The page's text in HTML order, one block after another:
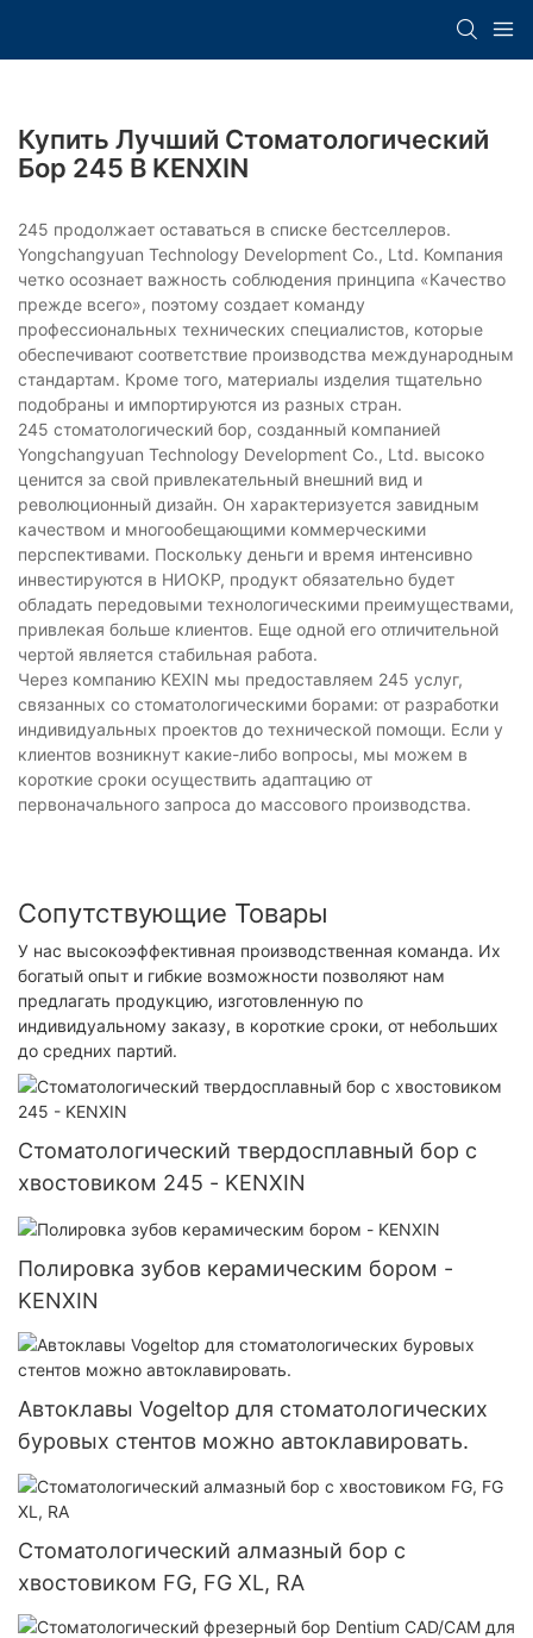
Купить Лучший Стоматологический
Бор 245 В KENXIN
245 продолжает оставаться в списке бестселлеров.
Yongchangyuan Technology Development Co., Ltd. Компания
четко осознает важность соблюдения принципа «Качество
прежде всего», поэтому создает команду
профессиональных технических специалистов, которые
обеспечивают соответствие производства международным
стандартам. Кроме того, материалы изделия тщательно
подобраны и импортируются из разных стран.
245 стоматологический бор, созданный компанией
Yongchangyuan Technology Development Co., Ltd. высоко
ценится за свой привлекательный внешний вид и
революционный дизайн. Он характеризуется завидным
качеством и многообещающими коммерческими
перспективами. Поскольку деньги и время интенсивно
инвестируются в НИОКР, продукт обязательно будет
обладать передовыми технологическими преимуществами,
привлекая больше клиентов. Еще одной его отличительной
чертой является стабильная работа.
Через компанию KEXIN мы предоставляем 245 услуг,
связанных со стоматологическими борами: от разработки
индивидуальных проектов до технической помощи. Если у
клиентов возникнут какие-либо вопросы, мы можем в
короткие сроки осуществить адаптацию от
первоначального запроса до массового производства.
Сопутствующие Товары
У нас высокоэффективная производственная команда. Их
богатый опыт и гибкие возможности позволяют нам
предлагать продукцию, изготовленную по
индивидуальному заказу, в короткие сроки, от небольших
до средних партий.
Стоматологический твердосплавный бор с
хвостовиком 245 - KENXIN
Полировка зубов керамическим бором -
KENXIN
Автоклавы Vogeltop для стоматологических
буровых стентов можно автоклавировать.
Стоматологический алмазный бор с
хвостовиком FG, FG XL, RA